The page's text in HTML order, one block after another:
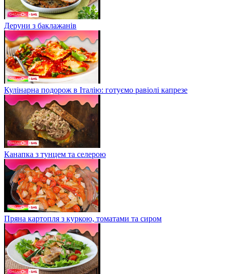
Деруни з баклажанів
Кулінарна подорож в Італію: готуємо равіолі капрезе
Канапка з тунцем та селерою
Пряна картопля з куркою, томатами та сиром